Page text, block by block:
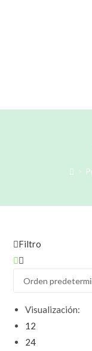
>
Filtro
Visualización:
12
24